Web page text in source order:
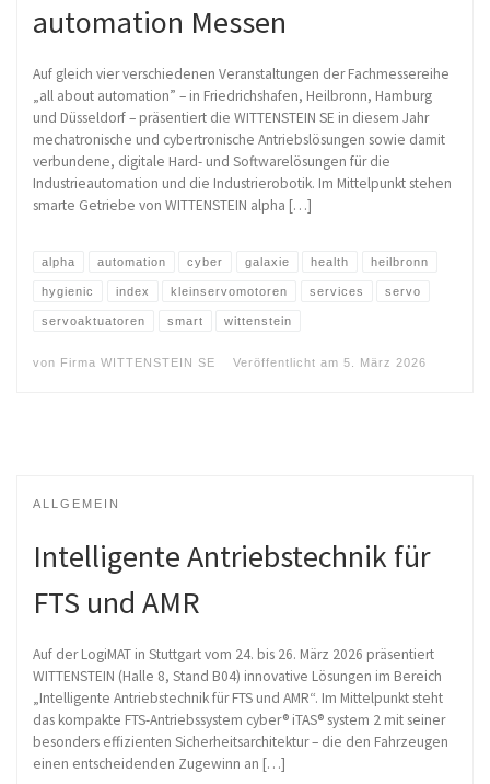
automation Messen
Auf gleich vier verschiedenen Veranstaltungen der Fachmessereihe
„all about automation” – in Friedrichshafen, Heilbronn, Hamburg
und Düsseldorf – präsentiert die WITTENSTEIN SE in diesem Jahr
mechatronische und cybertronische Antriebslösungen sowie damit
verbundene, digitale Hard- und Softwarelösungen für die
Industrieautomation und die Industrierobotik. Im Mittelpunkt stehen
smarte Getriebe von WITTENSTEIN alpha […]
alpha automation cyber galaxie health heilbronn
hygienic index kleinservomotoren services servo
servoaktuatoren smart wittenstein
von Firma WITTENSTEIN SE Veröffentlicht am 5. März 2026
ALLGEMEIN
Intelligente Antriebstechnik für
FTS und AMR
Auf der LogiMAT in Stuttgart vom 24. bis 26. März 2026 präsentiert
WITTENSTEIN (Halle 8, Stand B04) innovative Lösungen im Bereich
„Intelligente Antriebstechnik für FTS und AMR“. Im Mittelpunkt steht
das kompakte FTS-Antriebssystem cyber® iTAS® system 2 mit seiner
besonders effizienten Sicherheitsarchitektur – die den Fahrzeugen
einen entscheidenden Zugewinn an […]